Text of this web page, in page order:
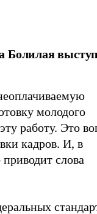
Болилая
молодого
работу. Это
кадров. И, в
слова